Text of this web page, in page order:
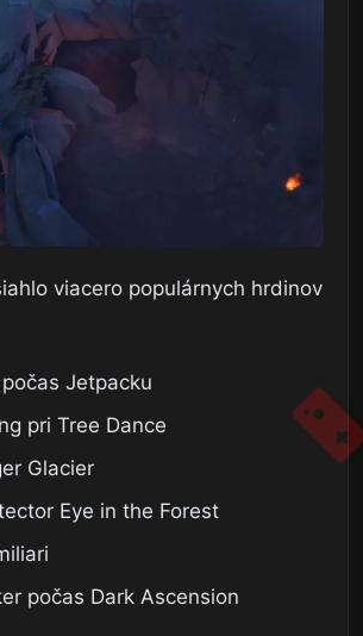
viacero populárnych hrdinov
Jetpacku
pri Tree Dance
Glacier
Eye in the Forest
počas Dark Ascension